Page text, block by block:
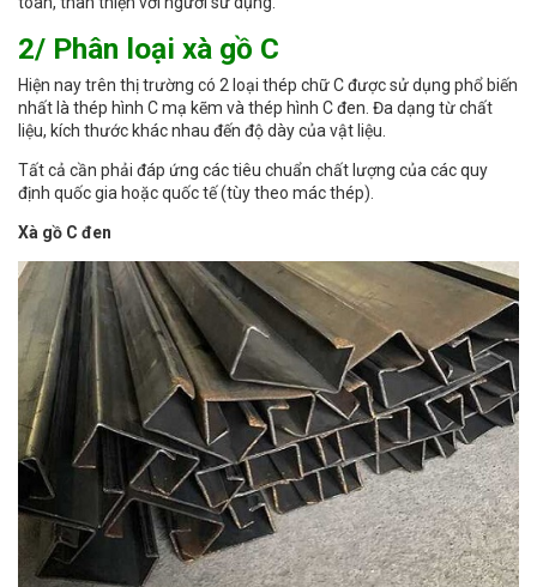
2/ Phân loại xà gồ C
Hiện nay trên thị trường có 2 loại thép chữ C được sử dụng phổ biến
nhất là thép hình C mạ kẽm và thép hình C đen. Đa dạng từ chất
liệu, kích thước khác nhau đến độ dày của vật liệu.
Tất cả cần phải đáp ứng các tiêu chuẩn chất lượng của các quy
định quốc gia hoặc quốc tế (tùy theo mác thép).
Xà gồ C đen